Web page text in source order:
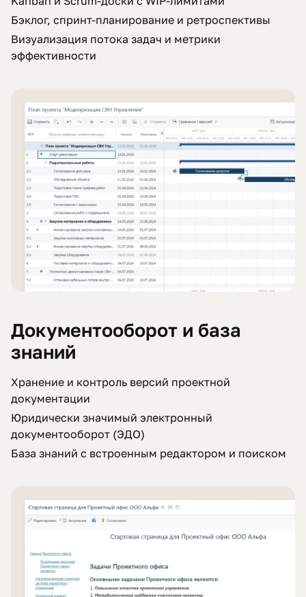
Бэклог, спринт-планирование и ретроспективы
Визуализация потока задач и метрики
эффективности
Документооборот и база
знаний
Хранение и контроль версий проектной
документации
Юридически значимый электронный
документооборот (ЭДО)
База знаний с встроенным редактором и поиском